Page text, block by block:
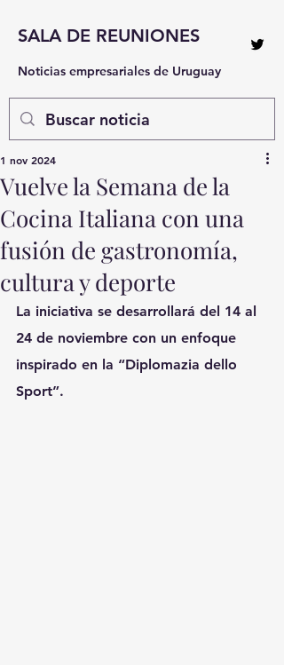
SALA DE REUNIONES
Noticias empresariales de Uruguay
Vuelve la Semana de la
Cocina Italiana con una
fusión de gastronomía,
cultura y deporte
1 nov 2024
La iniciativa se desarrollará del 14 al
24 de noviembre con un enfoque
inspirado en la “Diplomazia dello
Sport”.